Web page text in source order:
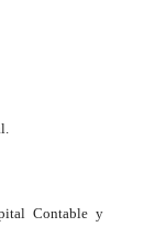
Contable y